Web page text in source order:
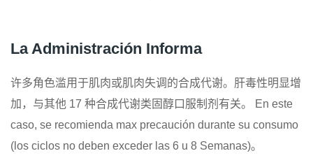
La Administración Informa
许多角色滥用于肌肉或肌肉失调的合成代谢。肝毒性明显增
加，与其他 17 种合成代谢类固醇口服制剂有关。 En este
caso, se recomienda max precaución durante su consumo
(los ciclos no deben exceder las 6 u 8 Semanas)。